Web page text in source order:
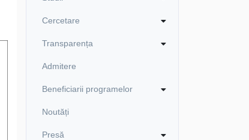
Cercetare
Transparența
Admitere
Beneficiarii programelor
Noutăți
Presă